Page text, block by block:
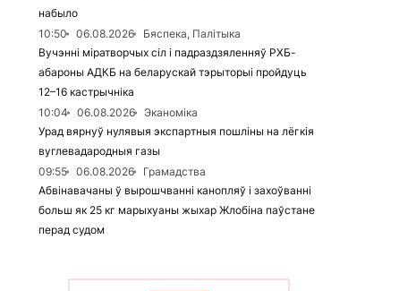
набыло
10:50
06.08.2026
Бяспека, Палітыка
Вучэнні міратворчых сіл і падраздзяленняў РХБ-
абароны АДКБ на беларускай тэрыторыі пройдуць
12–16 кастрычніка
10:04
06.08.2026
Эканоміка
Урад вярнуў нулявыя экспартныя пошліны на лёгкія
вуглевадародныя газы
09:55
06.08.2026
Грамадства
Абвінавачаны ў вырошчванні канопляў і захоўванні
больш як 25 кг марыхуаны жыхар Жлобіна паўстане
перад судом